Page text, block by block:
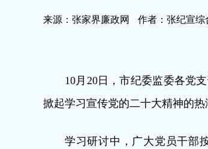
来源：张家界廉政网 作者：张纪宣综
10月20日，市纪委监委各党
掀起学习宣传党的二十大精神的热
学习研讨中，广大党员干部